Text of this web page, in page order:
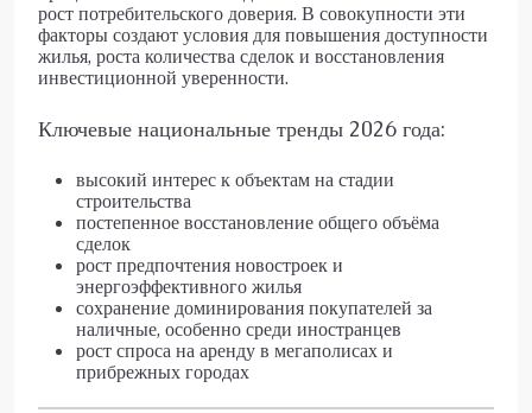
рост потребительского доверия. В совокупности эти
факторы создают условия для повышения доступности
жилья, роста количества сделок и восстановления
инвестиционной уверенности.
Ключевые национальные тренды 2026 года:
высокий интерес к объектам на стадии
строительства
постепенное восстановление общего объёма
сделок
рост предпочтения новостроек и
энергоэффективного жилья
сохранение доминирования покупателей за
наличные, особенно среди иностранцев
рост спроса на аренду в мегаполисах и
прибрежных городах